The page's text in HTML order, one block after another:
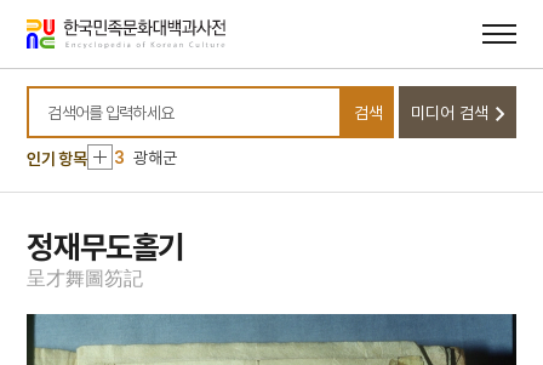
바로가기
바로가기
검색어를 입력하세요
검색 미디어 검색
인기 항목
10 국군병원
1 상준
2
3 광해군
4 대동강철교
동경통지
6 영가진각대사증도가
경종
정재무도홀기
呈才舞圖笏記